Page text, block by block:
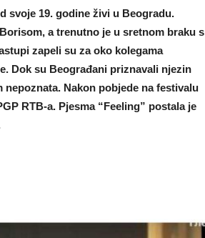
svoje 19. godine živi u Beogradu.
a trenutno je u sretnom braku s
zapeli su za oko kolegama
Dok su Beograđani priznavali njezin
Nakon pobjede na festivalu
RTB-a. Pjesma “Feeling” postala je